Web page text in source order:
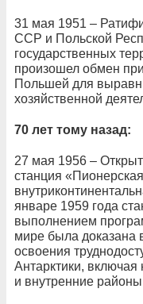
31 мая 1951 –
ССР и Польской
государственных
произошел обмен
Польшей для
хозяйственной
70 лет тому назад:
27 мая 1956 –
станция
январе 1959 года
выполнением
мире была доказана
освоения
Антарктики,
и внутренние районы